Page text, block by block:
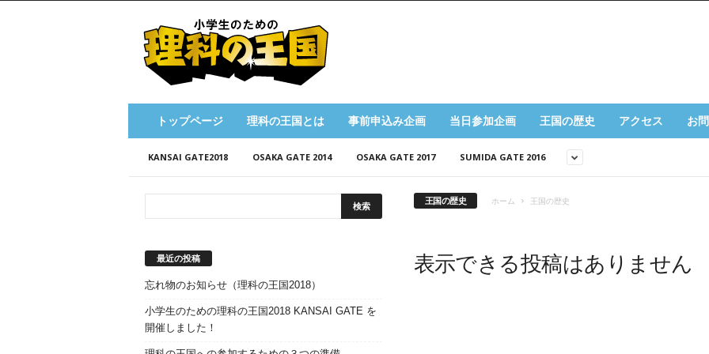
王
トップページ 理科の王国とは 事前申込み企画 当日参加企画 王国の歴史 アクセス お
KANSAI GATE2018 OSAKA GATE 2014 OSAKA GATE 2017 SUMIDA GATE 2016
王国の歴史 ホーム 王国の歴史
表示できる投稿はありません
最近の投稿
忘れ物のお知らせ（理科の王国2018）
小学生のための理科の王国2018 KANSAI GATE を
開催しました！